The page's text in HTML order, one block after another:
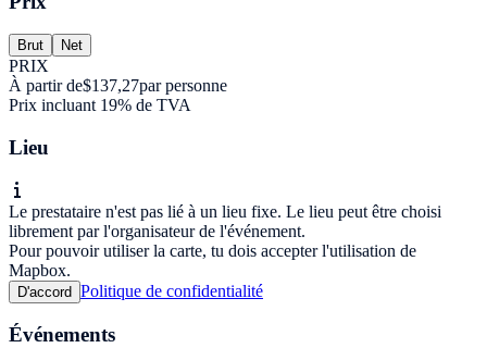
Brut Net
PRIX
À partir de$137,27par personne
Prix incluant 19% de TVA
Lieu
Le prestataire n'est pas lié à un lieu fixe. Le lieu peut être choisi
librement par l'organisateur de l'événement.
Pour pouvoir utiliser la carte, tu dois accepter l'utilisation de
Mapbox.
D'accord Politique de confidentialité
Événements